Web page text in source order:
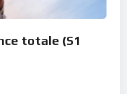
totale (S1